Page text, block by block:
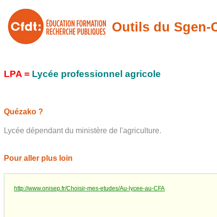
Outils du Sgen-
LPA = Lycée professionnel agricole
Quézako ?
Lycée dépendant du ministère de l'agriculture.
Pour aller plus loin
http://www.onisep.fr/Choisir-mes-etudes/Au-lycee-au-CFA